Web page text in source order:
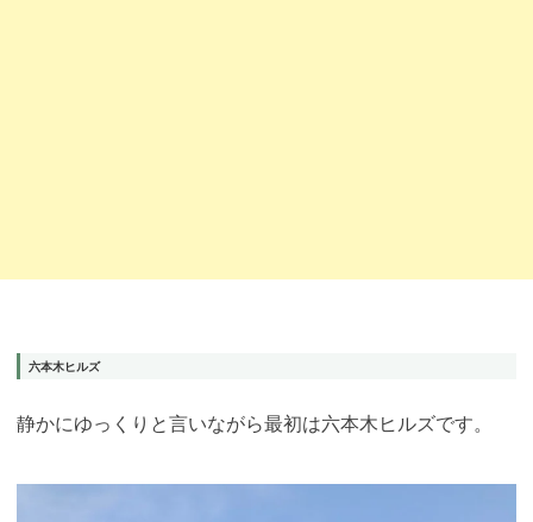
六本木ヒルズ
静かにゆっくりと言いながら最初は六本木ヒルズです。